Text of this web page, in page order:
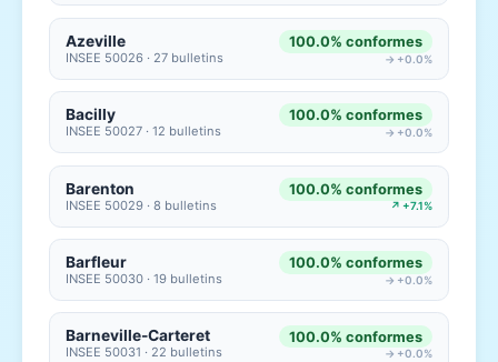
Azeville
INSEE 50026 · 27 bulletins
100.0% conformes
→ +0.0%
Bacilly
INSEE 50027 · 12 bulletins
100.0% conformes
→ +0.0%
Barenton
INSEE 50029 · 8 bulletins
100.0% conformes
↗ +7.1%
Barfleur
INSEE 50030 · 19 bulletins
100.0% conformes
→ +0.0%
Barneville-Carteret
INSEE 50031 · 22 bulletins
100.0% conformes
→ +0.0%